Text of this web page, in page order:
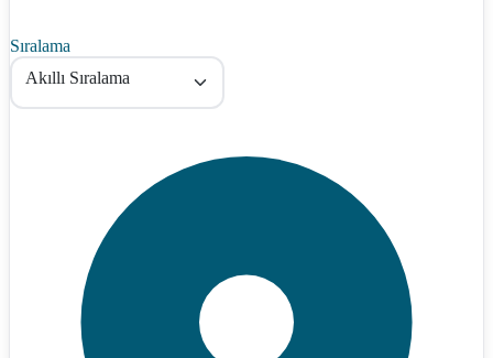
Sıralama
Akıllı Sıralama